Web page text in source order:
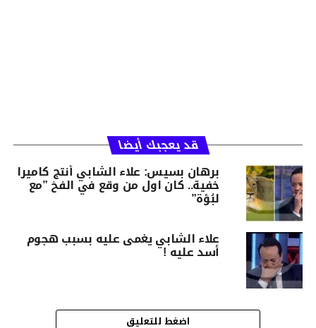
قد يعجبك أيضا
برهان بسيس: علاء الشابي أنتج كاميرا
خفية.. كان اول من وقع في الفخ ”مع
لبُؤة”
علاء الشابي يغمى عليه بسبب هجوم
أسد عليه !
اضغط للتعليق